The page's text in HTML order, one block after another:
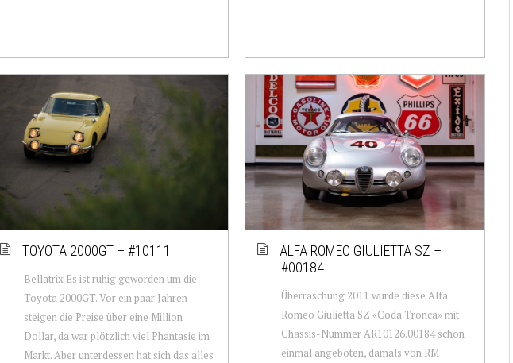
TOYOTA 2000GT – #10111
Bellatrix Es ist ruhig geworden um die
Toyota 2000GT. Vor ein paar Jahren
steigen die Preise über eine Million
Dollar, da war plötzlich viel Phantasie im
Markt. Aber unterdessen hat sich das alles
ALFA ROMEO GIULIETTA SZ –
#00184
Überraschung 2011 wurde diese Alfa
Romeo Giulietta SZ «Coda Tronca» mit
Chassis-Nummer AR10126.00184 schon
einmal angeboten, damals von RM